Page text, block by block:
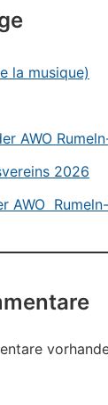
la musique)
AWO
2026
AWO